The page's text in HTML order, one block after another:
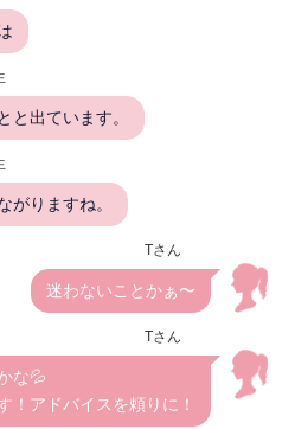
と出ています。
がりますね。
Tさん
迷わないことかぁ〜
Tさん
な💦
！アドバイスを頼りに！